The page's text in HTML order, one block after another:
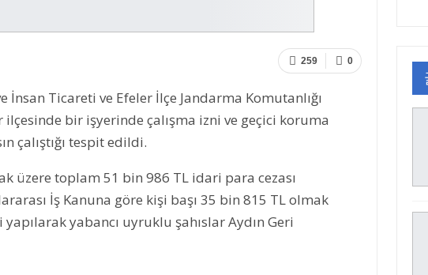
0
259
İnsan Ticareti ve Efeler İlçe Jandarma Komutanlığı
bir işyerinde çalışma izni ve geçici koruma
çalıştığı tespit edildi.
üzere toplam 51 bin 986 TL idari para cezası
İş Kanuna göre kişi başı 35 bin 815 TL olmak
yabancı uyruklu şahıslar Aydın Geri